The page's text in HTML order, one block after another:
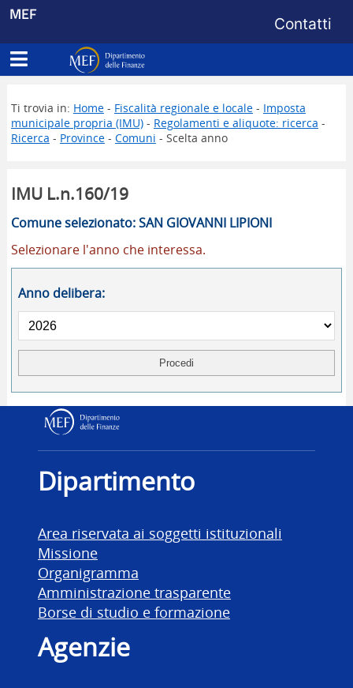
MEF Menu di
Contatti
Apri menu principale
Dipartimento delle Finanze
Ti trovia in: Home- Fiscalità regionale e locale- Imposta
municipale propria (IMU)- Regolamenti e aliquote: ricerca -
Ricerca - Province- Comuni - Scelta anno
IMU L.n.160/19
Comune selezionato: SAN GIOVANNI LIPIONI
Selezionare l'anno che interessa.
Anno delibera:
Dipartimento delle
Dipartimento
Area riservata ai soggetti istituzionali
Missione
Organigramma
Amministrazione trasparente
Borse di studio e formazione
Agenzie